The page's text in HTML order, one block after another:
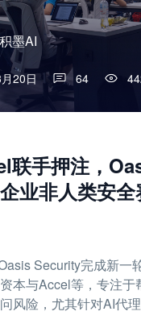
积墨AI
20日 64
联手押注，
业非人类安
Security完成新一
本与Accel等，专注
风险，尤其针对AI代理